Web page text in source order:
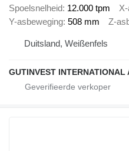
Spoelsnelheid 12.000 tpm
Y-asbeweging 508 mm Z-
Duitsland, Weißenfels
GUTINVEST INTERNATIONAL